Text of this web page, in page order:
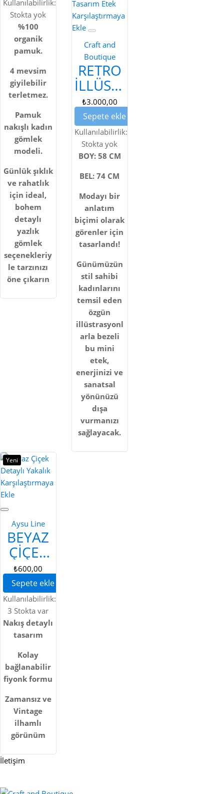
Kullanılabilirlik:
Stokta yok
%100
organik
pamuk.
4 mevsim
giyilebilir
terletmez.
Pamuk
nakışlı kadın
gömlek
modeli.
Günlük şıklık
ve rahatlık
için ideal,
bohem
detaylı
yazlık
gömlek
seçenekleriy
le tarzınızı
öne çıkarın
Karşılaştırmaya
Ekle
Craft and
Boutique
RETRO
İLLÜSTRASYON
DESENLI
YÜKSEK
BEL
KADIN
ÇAN
TASARIM
ETEK
₺3.000,00
Sepete ekle
Kullanılabilirlik:
Stokta yok
BOY: 58 CM
BEL: 74 CM
Modayı bir
anlatım
biçimi olarak
görenler için
tasarlandı!
Günümüzün
stil sahibi
kadınlarını
temsil eden
özgün
illüstrasyonl
arla bezeli
bu mini
etek,
enerjinizi ve
sanatsal
yönünüzü
dışa
vurmanızı
sağlayacak.
Yeni
Karşılaştırmaya
Ekle
Aysu Line
BEYAZ
ÇIÇEK
DETAYLI
YAKALIK
₺600,00
Sepete ekle
Kullanılabilirlik:
3 Stokta var
Nakış detaylı
tasarım
Kolay
bağlanabilir
fiyonk formu
Zamansız ve
Vintage
ilhamlı
görünüm
İletişim